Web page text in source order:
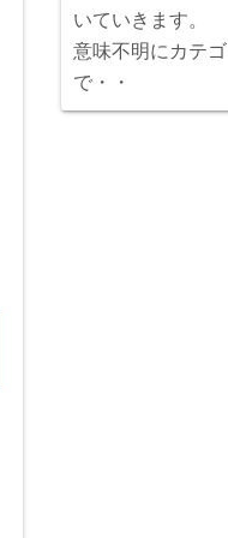
いていきます。
意味不明にカテ
で・・